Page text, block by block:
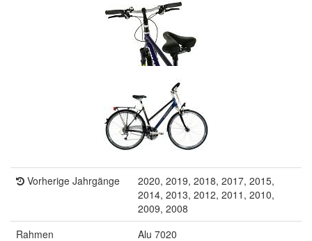
Vorherige Jahrgänge
2020, 2019, 2018, 2017, 2015,
2014, 2013, 2012, 2011, 2010,
2009, 2008
Rahmen
Alu 7020